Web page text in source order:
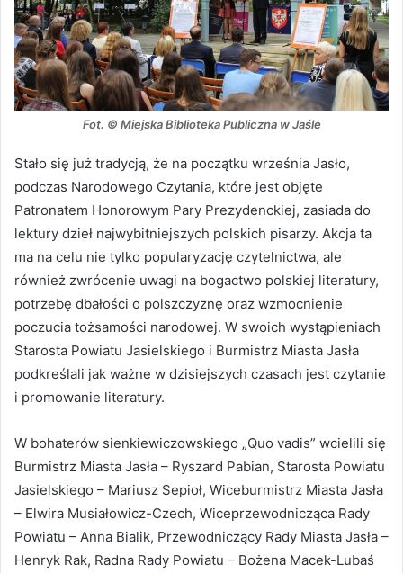
Fot. © Miejska Biblioteka Publiczna w Jaśle
Stało się już tradycją, że na początku września Jasło,
podczas Narodowego Czytania, które jest objęte
Patronatem Honorowym Pary Prezydenckiej, zasiada do
lektury dzieł najwybitniejszych polskich pisarzy. Akcja ta
ma na celu nie tylko popularyzację czytelnictwa, ale
również zwrócenie uwagi na bogactwo polskiej literatury,
potrzebę dbałości o polszczyznę oraz wzmocnienie
poczucia tożsamości narodowej. W swoich wystąpieniach
Starosta Powiatu Jasielskiego i Burmistrz Miasta Jasła
podkreślali jak ważne w dzisiejszych czasach jest czytanie
i promowanie literatury.
W bohaterów sienkiewiczowskiego „Quo vadis” wcielili się
Burmistrz Miasta Jasła – Ryszard Pabian, Starosta Powiatu
Jasielskiego – Mariusz Sepioł, Wiceburmistrz Miasta Jasła
– Elwira Musiałowicz-Czech, Wiceprzewodnicząca Rady
Powiatu – Anna Bialik, Przewodniczący Rady Miasta Jasła –
Henryk Rak, Radna Rady Powiatu – Bożena Macek-Lubaś